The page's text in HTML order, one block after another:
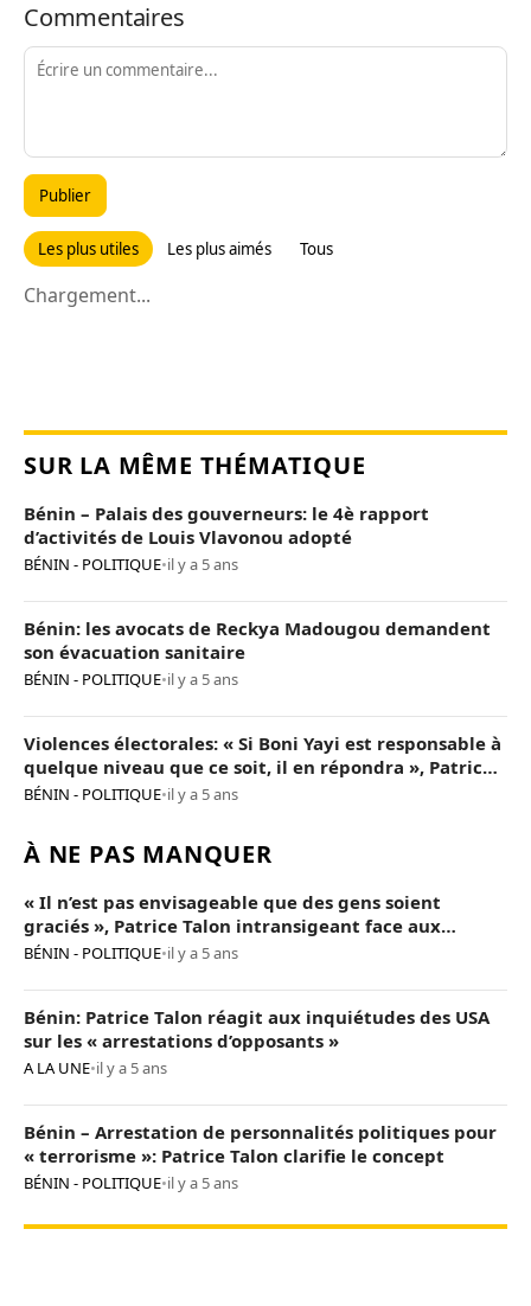
Commentaires
Publier
Les plus utiles Les plus aimés Tous
Chargement...
SUR LA MÊME THÉMATIQUE
Bénin – Palais des gouverneurs: le 4è rapport
d’activités de Louis Vlavonou adopté
BÉNIN - POLITIQUE•il y a 5 ans
Bénin: les avocats de Reckya Madougou demandent
son évacuation sanitaire
BÉNIN - POLITIQUE•il y a 5 ans
Violences électorales: « Si Boni Yayi est responsable à
quelque niveau que ce soit, il en répondra », Patrice
Talon
BÉNIN - POLITIQUE•il y a 5 ans
À NE PAS MANQUER
« Il n’est pas envisageable que des gens soient
graciés », Patrice Talon intransigeant face aux
« opposants terroristes »
BÉNIN - POLITIQUE•il y a 5 ans
Bénin: Patrice Talon réagit aux inquiétudes des USA
sur les « arrestations d’opposants »
A LA UNE•il y a 5 ans
Bénin – Arrestation de personnalités politiques pour
« terrorisme »: Patrice Talon clarifie le concept
BÉNIN - POLITIQUE•il y a 5 ans